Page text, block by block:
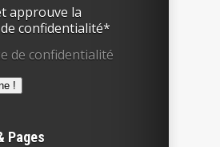
approuve la
confidentialité*
de confidentialité
Pages